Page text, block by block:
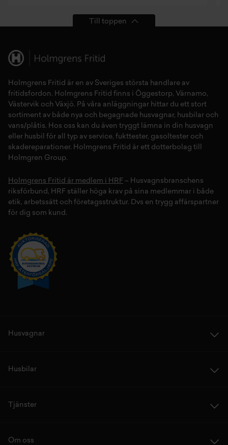
Till toppen
Holmgrens Fritid är en av Sveriges största handlare av
fritidsfordon . Holmgrens Fritid finns i Öggestorp, Värnamo,
Västervik och Växjö. På våra anläggningar hittar du ett stort
sortiment av både nya och begagnade husvagnar, husbilar och
vans/plåtis. Hos oss kan du även tryggt lämna in din husvagn
eller husbil för all typ av service, fukttester, gasoltester och
skadereparationer. Holmgrens Fritid är ett dotterbolag till
Holmgren Group.
Holmgrens Fritid är medlem i HRF – Husvagnsbranschens
riksförbund, HRF ställer höga krav på sina medlemmar i både
etik, arbetssätt och företagsstruktur. Dvs en trygg affärspartner
för dig som kund.
Husvagnar
Husbilar
Tjänster
Om oss